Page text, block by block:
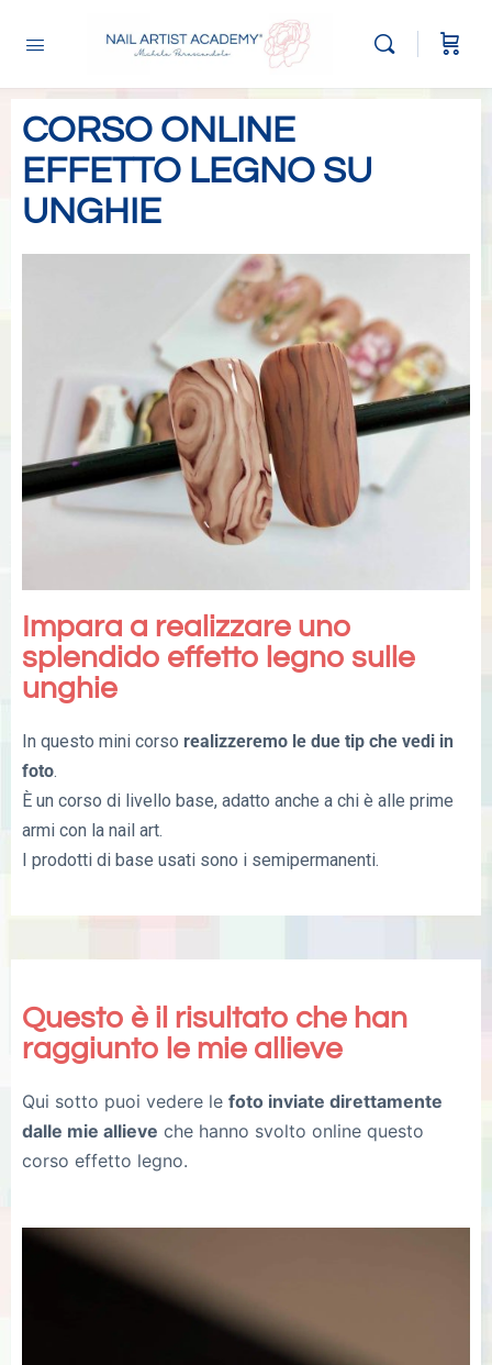
CORSO ONLINE
EFFETTO LEGNO SU
UNGHIE
Impara a realizzare uno
splendido effetto legno sulle
unghie
In questo mini corso realizzeremo le due tip che vedi in
foto.
È un corso di livello base, adatto anche a chi è alle prime
armi con la nail art.
I prodotti di base usati sono i semipermanenti.
Questo è il risultato che han
raggiunto le mie allieve
Qui sotto puoi vedere le foto inviate direttamente
dalle mie allieve che hanno svolto online questo
corso effetto legno.